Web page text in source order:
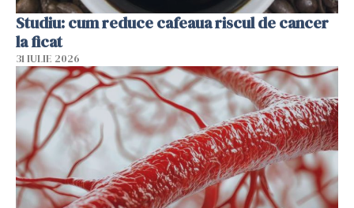
Studiu: cum reduce cafeaua riscul de cancer
la ficat
31 IULIE 2026